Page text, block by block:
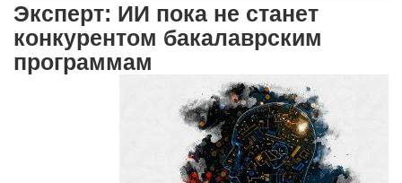
Эксперт: ИИ пока не станет
конкурентом бакалаврским
программам